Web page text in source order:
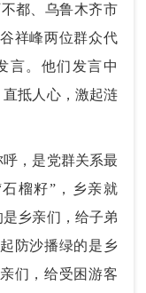
都、乌鲁木齐市
祥峰两位群众代
言。他们发言中
直抵人心，激起涟
，是党群关系最
榴籽”，乡亲就
乡亲们，给子弟
防沙播绿的是乡
们，给受困游客